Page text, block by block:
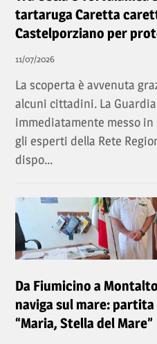
tartaruga Caretta
Castelporziano per
11/07/2026
La scoperta è avvenuta
alcuni cittadini. La
immediatamente messo
gli esperti della Rete
dispo...
Da Fiumicino a
naviga sul mare:
“Maria, Stella del Mare”